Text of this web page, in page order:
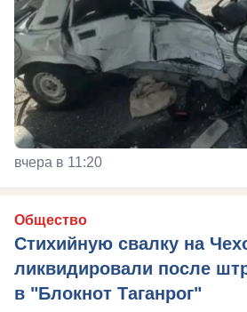
вчера в 11:20
Общество
Стихийную свалку на
ликвидировали после
в "Блокнот Таганрог"